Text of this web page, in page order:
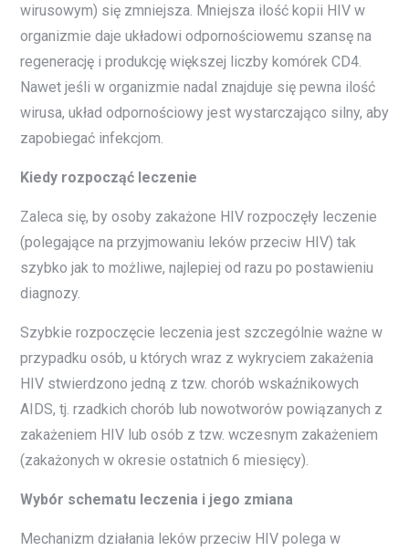
wirusowym) się zmniejsza. Mniejsza ilość kopii HIV w
organizmie daje układowi odpornościowemu szansę na
regenerację i produkcję większej liczby komórek CD4.
Nawet jeśli w organizmie nadal znajduje się pewna ilość
wirusa, układ odpornościowy jest wystarczająco silny, aby
zapobiegać infekcjom.
Kiedy rozpocząć leczenie
Zaleca się, by osoby zakażone HIV rozpoczęły leczenie
(polegające na przyjmowaniu leków przeciw HIV) tak
szybko jak to możliwe, najlepiej od razu po postawieniu
diagnozy.
Szybkie rozpoczęcie leczenia jest szczególnie ważne w
przypadku osób, u których wraz z wykryciem zakażenia
HIV stwierdzono jedną z tzw. chorób wskaźnikowych
AIDS, tj. rzadkich chorób lub nowotworów powiązanych z
zakażeniem HIV lub osób z tzw. wczesnym zakażeniem
(zakażonych w okresie ostatnich 6 miesięcy).
Wybór schematu leczenia i jego zmiana
Mechanizm działania leków przeciw HIV polega w